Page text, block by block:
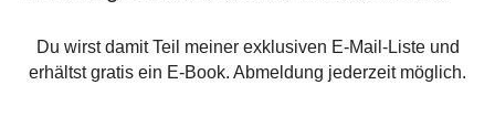
Du wirst damit Teil meiner exklusiven E-Mail-Liste und
erhältst gratis ein E-Book. Abmeldung jederzeit möglich.